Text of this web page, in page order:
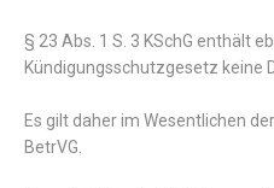
§ 23 Abs. 1 S. 3 KSchG enthält
Kündigungsschutzgesetz keine
Es gilt daher im Wesentlichen
BetrVG.